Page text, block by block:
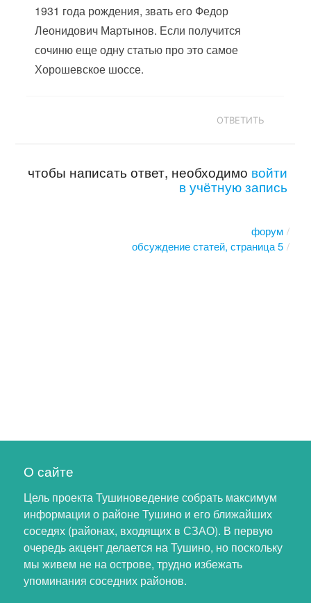
1931 года рождения, звать его Федор
Леонидович Мартынов. Если получится
сочиню еще одну статью про это самое
Хорошевское шоссе.
ОТВЕТИТЬ
чтобы написать ответ, необходимо войти
в учётную запись
форум
обсуждение статей, страница 5
О сайте
Цель проекта Тушиноведение собрать максимум
информации о районе Тушино и его ближайших
соседях (районах, входящих в СЗАО). В первую
очередь акцент делается на Тушино, но поскольку
мы живем не на острове, трудно избежать
упоминания соседних районов.